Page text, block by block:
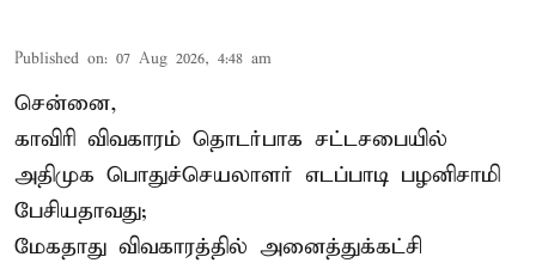
Published on: 07 Aug 2026, 4:48 am
சென்னை,
காவிரி விவகாரம் தொடர்பாக சட்டசபையில்
அதிமுக பொதுச்செயலாளர் எடப்பாடி பழனிசாமி
பேசியதாவது;
மேகதாது விவகாரத்தில் அனைத்துக்கட்சி